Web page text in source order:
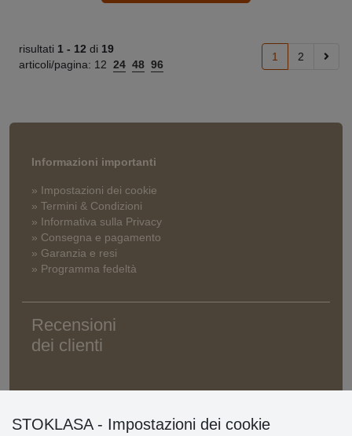
risultati 1 - 12 di 19
articoli/pagina: 12 24 48 96
1 2
Informazioni importanti
» Impostazioni dei cookie
» Termini & Condizioni
» Informativa sulla Privacy
» Consegna e pagamento
» Garanzia e resi
» Programma fedeltà
Recensioni
dei clienti
STOKLASA - Impostazioni dei cookie